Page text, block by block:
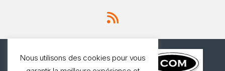
Nous utilisons des cookies pour vous